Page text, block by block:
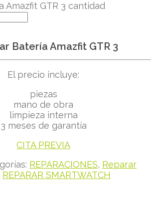
Amazfit GTR 3 cantidad
Batería Amazfit GTR 3
El precio incluye:
piezas
mano de obra
limpieza interna
3 meses de garantía
CITA PREVIA
REPARACIONES, Reparar
REPARAR SMARTWATCH